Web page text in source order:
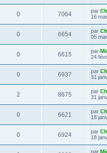
0 7064 par
16
0 6654 par
05
0 6615 par
24
0 6937 par
31
2 8675 par
31
0 6621 par
18
0 6924 par
18
par